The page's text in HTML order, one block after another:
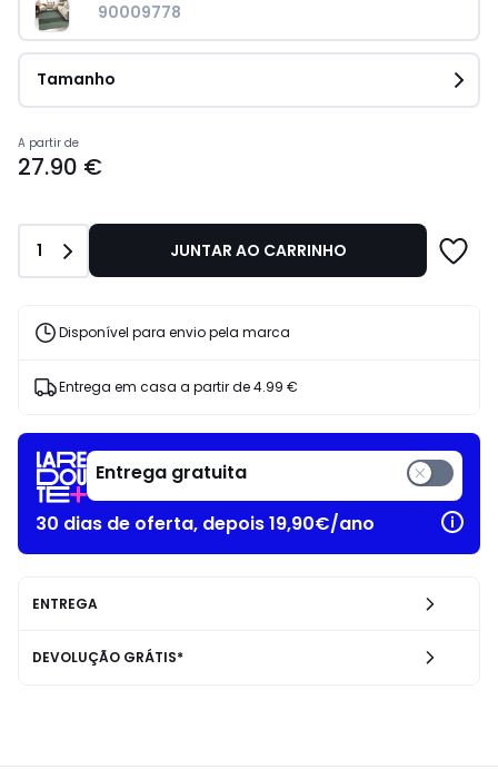
90009778
Tamanho
Preço
a
A partir de
27.90 €
Quantidade
1 JUNTAR AO CARRINHO
Disponível para envio pela marca
Entrega em casa a partir de4.99 €
Entrega gratuita
30 dias de oferta, depois 19,90€/ano
ENTREGA
DEVOLUÇÃO GRÁTIS*